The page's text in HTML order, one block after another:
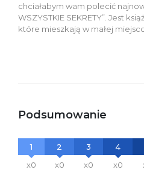
chciałabym wam polecić
WSZYSTKIE SEKRETY”. Jest
które mieszkają w małej
Podsumowanie
1
x0
2
x0
3
x0
4
x0